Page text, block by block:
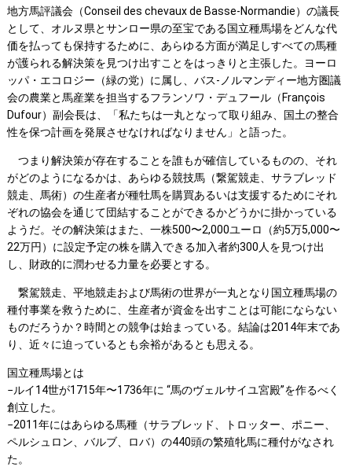
地方馬評議会（Conseil des chevaux de Basse-Normandie）の議長
として、オルヌ県とサンロー県の至宝である国立種馬場をどんな代
価を払っても保持するために、あらゆる方面が満足しすべての馬種
が護られる解決策を見つけ出すことをはっきりと主張した。ヨーロ
ッパ・エコロジー（緑の党）に属し、バス-ノルマンディー地方圏議
会の農業と馬産業を担当するフランソワ・デュフール（François
Dufour）副会長は、「私たちは一丸となって取り組み、国土の整合
性を保つ計画を発展させなければなりません」と語った。
つまり解決策が存在することを誰もが確信しているものの、それ
がどのようになるかは、あらゆる競技馬（繋駕競走、サラブレッド
競走、馬術）の生産者が種牡馬を購買あるいは支援するためにそれ
ぞれの協会を通じて団結することができるかどうかに掛かっている
ようだ。その解決策はまた、一株500〜2,000ユーロ（約5万5,000〜
22万円）に設定予定の株を購入できる加入者約300人を見つけ出
し、財政的に潤わせる力量を必要とする。
繋駕競走、平地競走および馬術の世界が一丸となり国立種馬場の
種付事業を救うために、生産者が資金を出すことは可能にならない
ものだろうか？時間との競争は始まっている。結論は2014年末であ
り、近々に迫っているとも余裕があるとも思える。
国立種馬場とは
−ルイ14世が1715年〜1736年に “馬のヴェルサイユ宮殿”を作るべく
創立した。
−2011年にはあらゆる馬種（サラブレッド、トロッター、ポニー、
ペルシュロン、バルブ、ロバ）の440頭の繁殖牝馬に種付がなされ
た。